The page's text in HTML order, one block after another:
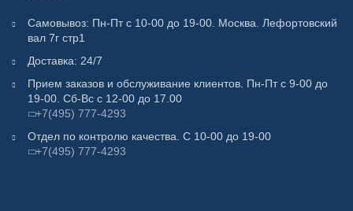
Самовывоз: Пн-Пт с 10-00 до 19-00. Москва. Лефортовский
вал 7г стр1
Доставка: 24/7
Прием заказов и обслуживание клиентов. Пн-Пт с 9-00 до
19-00. Сб-Вс с 12-00 до 17.00
+7(495) 777-4293
Отдел по контролю качества. С 10-00 до 19-00
+7(495) 777-4293